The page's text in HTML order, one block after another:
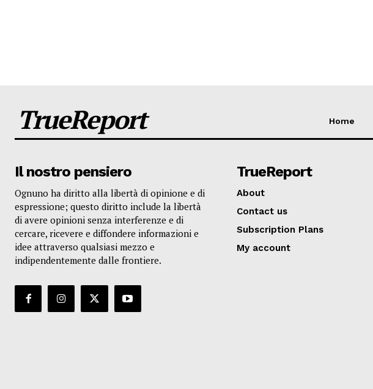
TrueReport Home
Il nostro pensiero
Ognuno ha diritto alla libertà di opinione e di
espressione; questo diritto include la libertà
di avere opinioni senza interferenze e di
cercare, ricevere e diffondere informazioni e
idee attraverso qualsiasi mezzo e
indipendentemente dalle frontiere.
TrueReport
About
Contact us
Subscription Plans
My account